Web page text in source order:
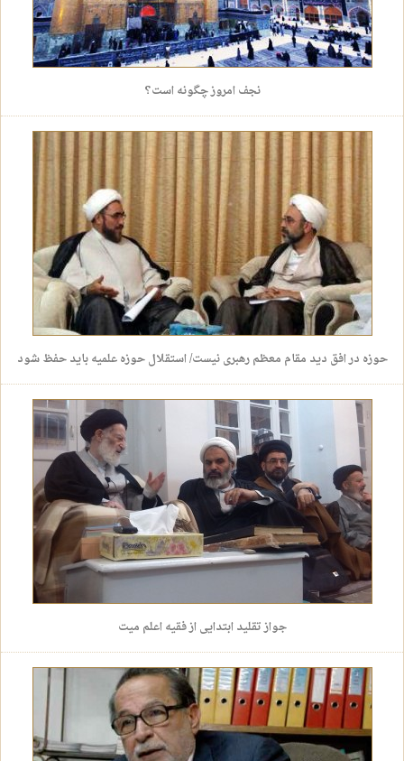
نجف امروز چگونه است؟
حوزه در افق دید مقام معظم رهبری نیست/ استقلال حوزه علمیه باید حفظ شود
جواز تقلید ابتدایی از فقیه اعلم میت